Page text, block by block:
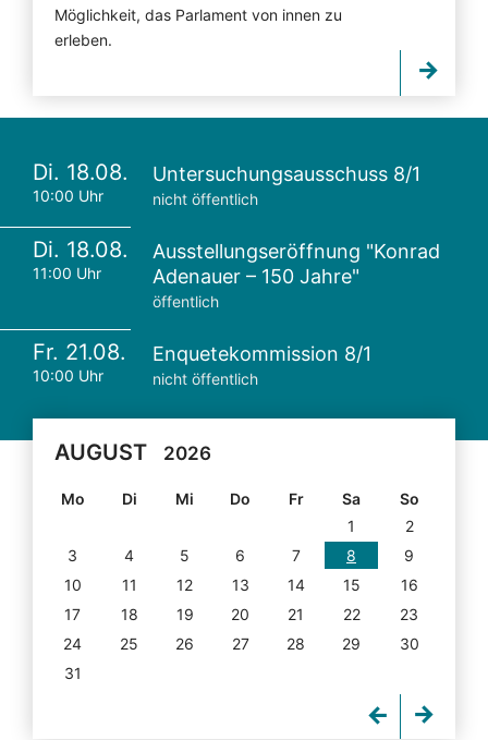
Möglichkeit, das Parlament von innen zu
erleben.
Di. 18.08.
10:00 Uhr
Untersuchungsausschuss 8/1
nicht öffentlich
Di. 18.08.
11:00 Uhr
Ausstellungseröffnung "Konrad
Adenauer – 150 Jahre"
öffentlich
Fr. 21.08.
10:00 Uhr
Enquetekommission 8/1
nicht öffentlich
AUGUST 2026
Mo Di Mi Do Fr Sa
So
1
2
3
4 5 6 7 8
9
10
11 12 13 14 15
16
17
18 19 20 21 22
23
24
25 26 27 28 29
30
31